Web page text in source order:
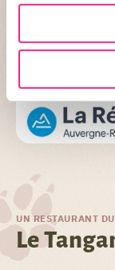
UN RESTAURANT
Le